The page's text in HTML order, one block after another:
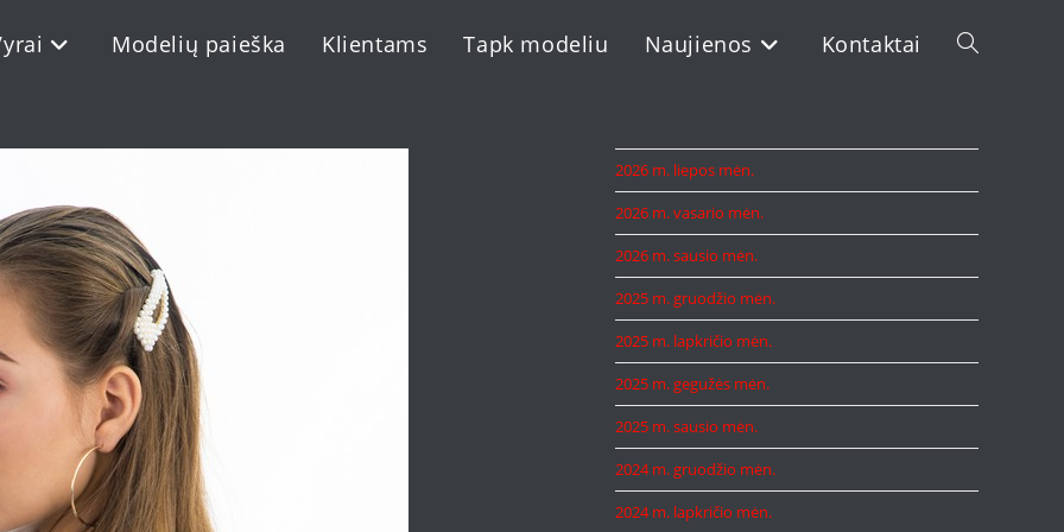
Modelių paieška Klientams Tapk modeliu Naujienos Kontaktai Toggle
2026 m. liepos mėn.
2026 m. vasario mėn.
2026 m. sausio mėn.
2025 m. gruodžio mėn.
2025 m. lapkričio mėn.
2025 m. gegužės mėn.
2025 m. sausio mėn.
2024 m. gruodžio mėn.
2024 m. lapkričio mėn.